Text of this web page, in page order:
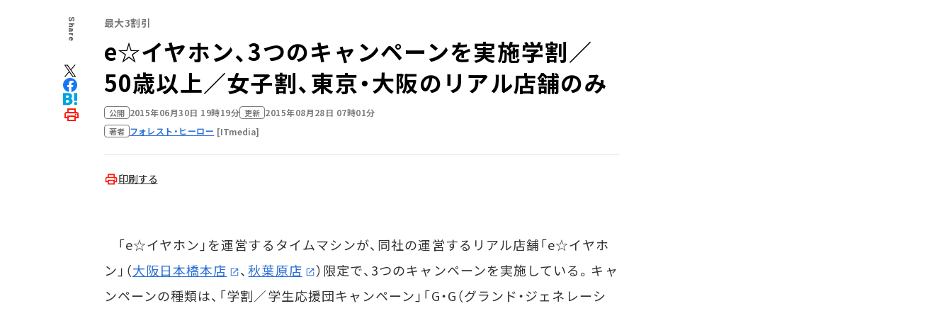
Share 最大3割引
e☆イヤホン、3つのキャンペーンを実施――学割／
50歳以上／女子割、東京・大阪のリアル店舗のみ
公開 2015年06月30日 19時19分 更新 2015年08月28日 07時01分
著者 フォレスト・ヒーロー [ITmedia]
印刷する
「e☆イヤホン」を運営するタイムマシンが、同社の運営するリアル店舗「e☆イヤホ
ン」（大阪日本橋本店 、秋葉原店
）限定で、3つのキャンペーンを実施している。キャ
ンペーンの種類は、「学割／学生応援団キャンペーン」「G・G（グランド・ジェネレーシ